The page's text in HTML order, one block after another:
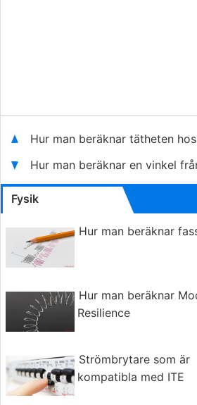
Hur man beräknar tätheten
Hur man beräknar en vinkel
Fysik
Hur man beräknar
Hur man beräknar
Resilience
Strömbrytare som är
kompatibla med ITE